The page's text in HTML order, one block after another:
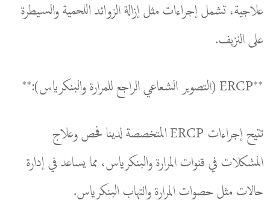
علاجية، تشمل إجراءات مثل إزالة الزوائد اللحمية والسيطرة
على النزيف.
**ERCP (التصوير الشعاعي الراجع للمرارة والبنكرياس):**
تتيح إجراءات ERCP المتخصصة لدينا فحص وعلاج
المشكلات في قنوات المرارة والبنكرياس، مما يساعد في إدارة
حالات مثل حصوات المرارة والتهاب البنكرياس.